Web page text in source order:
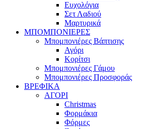
Ευχολόγια
Σετ Λαδιού
Μαρτυρικά
ΜΠΟΜΠΟΝΙΕΡΕΣ
Μπομπονιέρες Βάπτισης
Αγόρι
Κορίτσι
Μπομπονιέρες Γάμου
Μπομπονιέρες Προσφοράς
ΒΡΕΦΙΚΑ
ΑΓΟΡΙ
Christmas
Φορμάκια
Φόρμες